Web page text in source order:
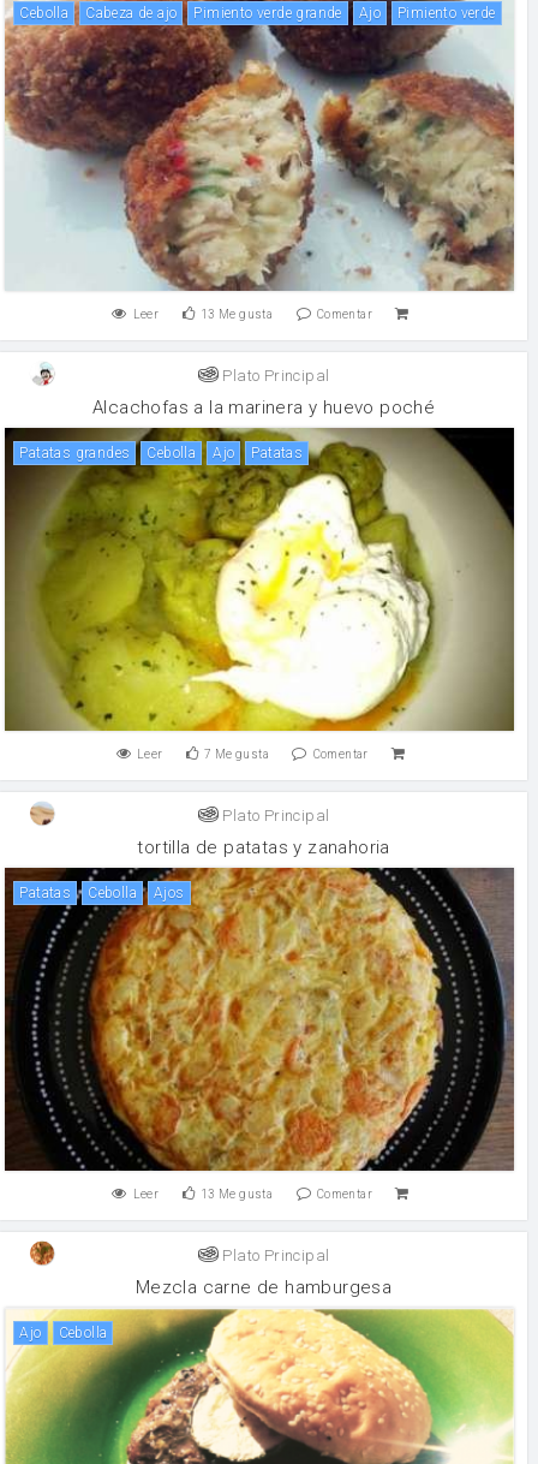
cebolla Cabeza de ajo Pimiento verde grande ajo pimiento verde
Leer 13 Me gusta Comentar
Plato Principal
Alcachofas a la marinera y huevo poché
patatas grandes cebolla ajo patatas
Leer 7 Me gusta Comentar
Plato Principal
tortilla de patatas y zanahoria
patatas cebolla Ajos
Leer 13 Me gusta Comentar
Plato Principal
Mezcla carne de hamburgesa
ajo cebolla